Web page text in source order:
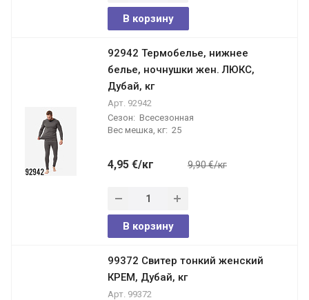
В корзину
92942 Термобелье, нижнее
белье, ночнушки жен. ЛЮКС,
Дубай, кг
Арт. 92942
Сезон: Всесезонная
Вес мешка, кг: 25
4,95 €/кг 9,90 €/кг
В корзину
99372 Свитер тонкий женский
КРЕМ, Дубай, кг
Арт. 99372